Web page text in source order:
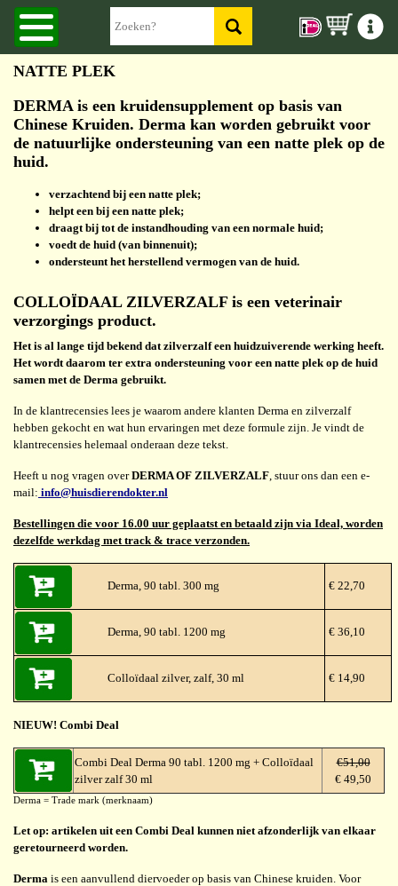
NATTE PLEK
DERMA is een kruidensupplement op basis van
Chinese Kruiden. Derma kan worden gebruikt voor
de natuurlijke ondersteuning van een natte plek op de
huid.
verzachtend bij een natte plek;
helpt een bij een natte plek;
draagt bij tot de instandhouding van een normale huid;
voedt de huid (van binnenuit);
ondersteunt het herstellend vermogen van de huid.
COLLOÏDAAL ZILVERZALF is een veterinair
verzorgings product.
Het is al lange tijd bekend dat zilverzalf een huidzuiverende werking heeft.
Het wordt daarom ter extra ondersteuning voor een natte plek op de huid
samen met de Derma gebruikt.
In de klantrecensies lees je waarom andere klanten Derma en zilverzalf
hebben gekocht en wat hun ervaringen met deze formule zijn. Je vindt de
klantrecensies helemaal onderaan deze tekst.
Heeft u nog vragen overDERMA OF ZILVERZALF, stuur ons dan een e-
mail: info@huisdierendokter.nl
Bestellingen die voor 16.00 uur geplaatst en betaald zijn via Ideal, worden
dezelfde werkdag met track & trace verzonden.
Derma, 90 tabl. 300 mg € 22,70
Derma, 90 tabl. 1200 mg € 36,10
Colloïdaal zilver, zalf, 30 ml € 14,90
NIEUW! Combi Deal
Combi Deal Derma 90 tabl. 1200 mg + Colloïdaal
zilver zalf 30 ml
€51,00
€ 49,50
Derma = Trade mark (merknaam)
Let op: artikelen uit een Combi Deal kunnen niet afzonderlijk van elkaar
geretourneerd worden.
Derma is een aanvullend diervoeder op basis van Chinese kruiden. Voor